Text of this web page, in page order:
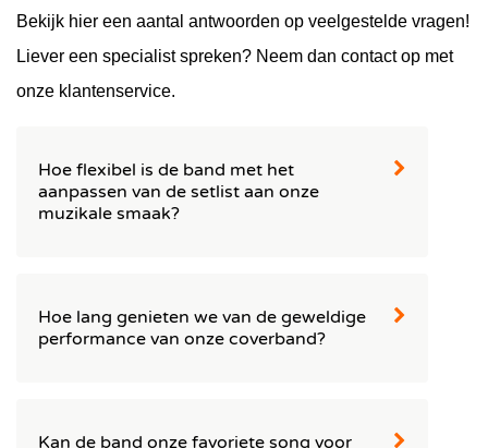
Bekijk hier een aantal antwoorden op veelgestelde vragen!
Liever een specialist spreken? Neem dan contact op met
onze klantenservice.
Hoe flexibel is de band met het
aanpassen van de setlist aan onze
muzikale smaak?
te geven. Hierbij moet wel rekening worden
gehouden met de repertoirelijst van de band. Deze
Hoe lang genieten we van de geweldige
performance van onze coverband?
Kan de band onze favoriete song voor